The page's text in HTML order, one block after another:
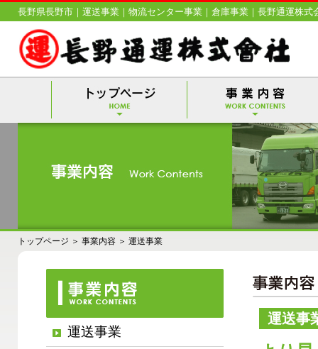
長野県長野市｜運送事業｜物流センター事業｜倉庫事業｜長野通運株式
トップページ ＞ 事業内容 ＞ 運送事業
運送事業
運送事